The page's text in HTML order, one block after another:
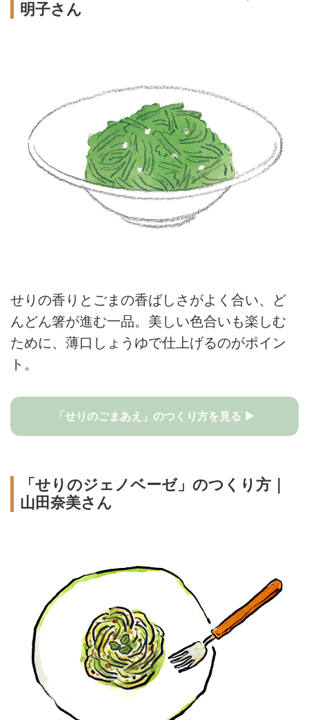
明子さん
せりの香りとごまの香ばしさがよく合い、ど
んどん箸が進む一品。美しい色合いも楽しむ
ために、薄口しょうゆで仕上げるのがポイン
ト。
「せりのごまあえ」のつくり方を見る ▶
「せりのジェノベーゼ」のつくり方｜
山田奈美さん